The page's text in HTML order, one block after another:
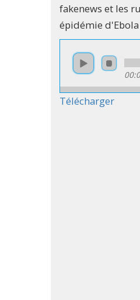
fakenews et les
épidémie
Télécharger